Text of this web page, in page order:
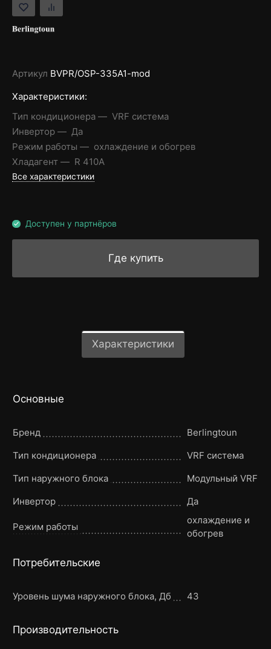
Артикул BVPR/OSP-335A1-mod
Характеристики:
Тип кондиционера
VRF система
Инвертор
Да
Режим работы
охлаждение и обогрев
Хладагент
R 410A
Все характеристики
Доступен у партнёров
Где купить
Характеристики
Основные
Бренд
Berlingtoun
Тип кондиционера
VRF система
Тип наружного блока
Модульный VRF
Инвертор
Да
Режим работы
охлаждение и
обогрев
Потребительские
Уровень шума наружного блока, Дб 43
Производительность